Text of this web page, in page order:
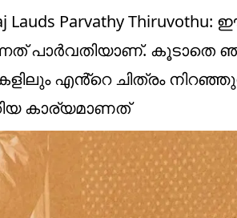
Lauds Parvathy
പാർവതിയാണ്.
എൻ്റെ ചിത്രം
കാര്യമാണത്